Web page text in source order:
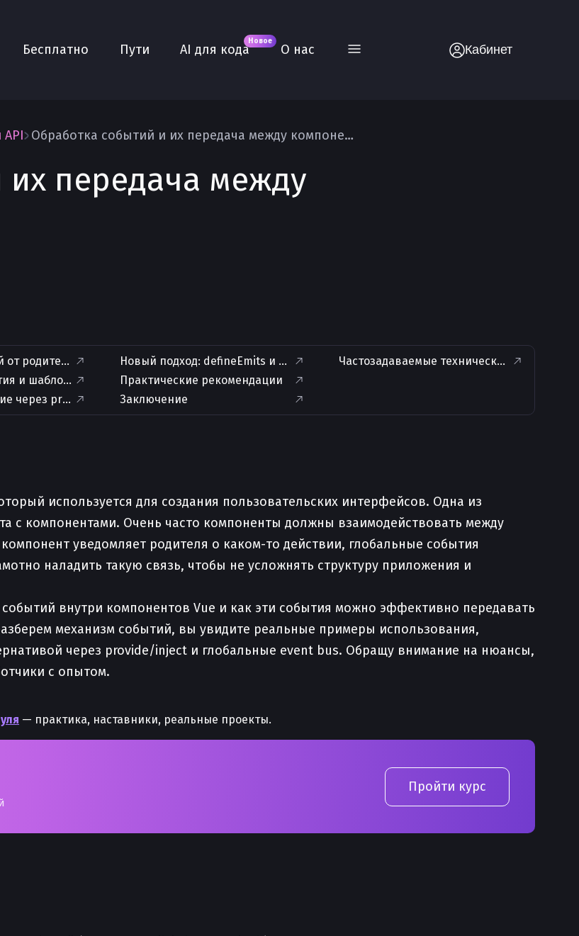
Бесплатно Пути AI для кода
Новое
О нас Кабинет
О нас
Обработка событий и их передача между компонентами Vuejs
передача между
от родителя к дочернему компоненту
и шаблон Event Bus
через provide/inject
Новый подход: defineEmits и defineProps в Composition API
Практические рекомендации
Заключение
Частозадаваемые технические вопросы
используется для создания пользовательских интерфейсов. Одна из
с компонентами. Очень часто компоненты должны взаимодействовать между
уведомляет родителя о каком-то действии, глобальные события
наладить такую связь, чтобы не усложнять структуру приложения и
событий внутри компонентов Vue и как эти события можно эффективно передавать
механизм событий, вы увидите реальные примеры использования,
через provide/inject и глобальные event bus. Обращу внимание на нюансы,
с опытом.
— практика, наставники, реальные проекты.
Пройти курс